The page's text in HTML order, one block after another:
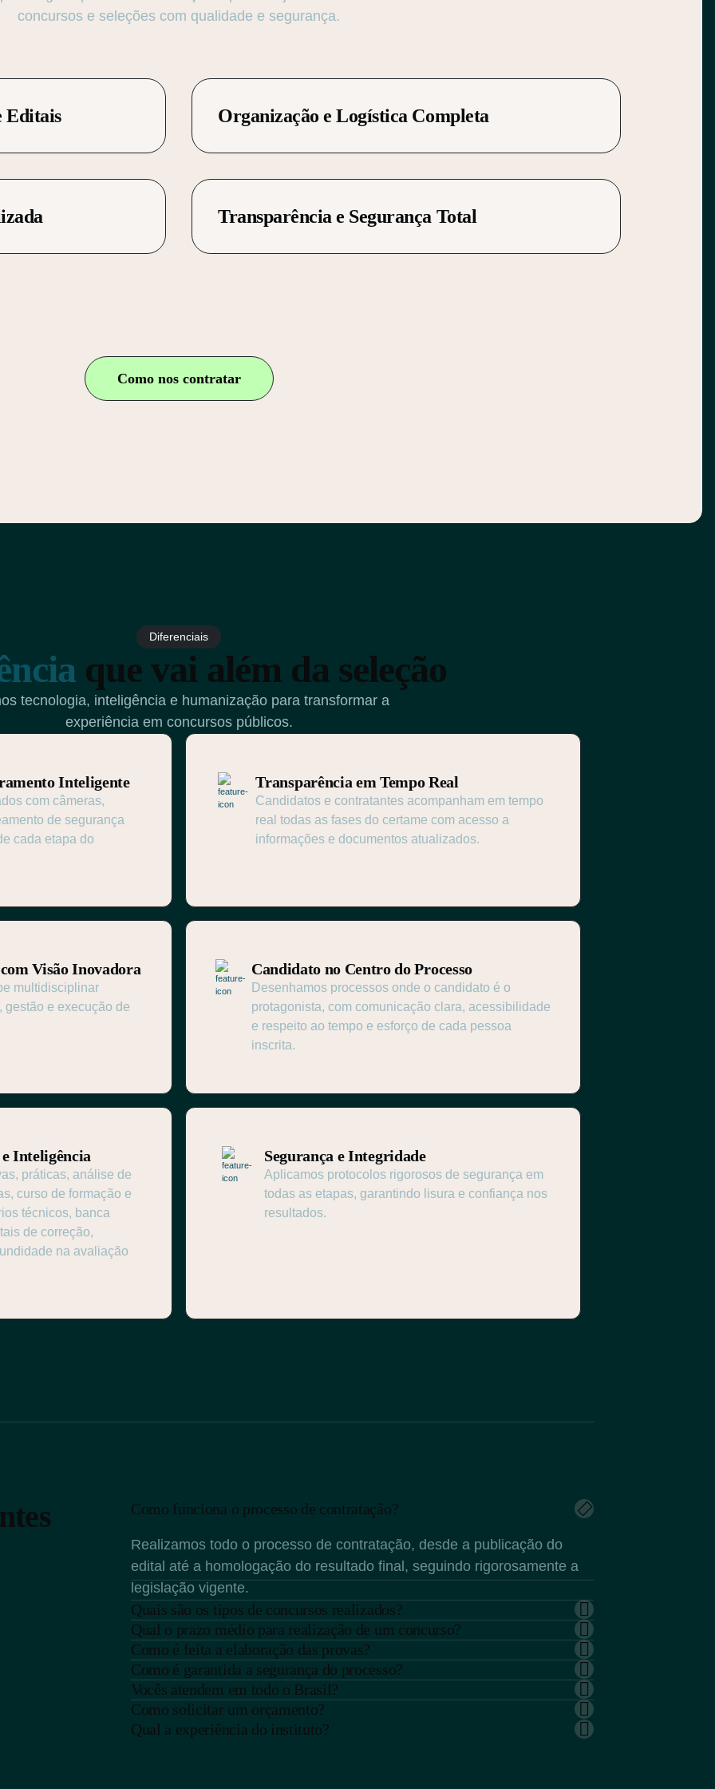
concursos e seleções com qualidade e segurança.
Editais Organização e Logística Completa
Transparência e Segurança Total
Como nos contratar
Diferenciais
que vai além da seleção
tecnologia, inteligência e humanização para transformar a
experiência em concursos públicos.
Inteligente
com câmeras,
de segurança
cada etapa do
Transparência em Tempo Real
Candidatos e contratantes acompanham em tempo
real todas as fases do certame com acesso a
informações e documentos atualizados.
Visão Inovadora
multidisciplinar
gestão e execução de
Candidato no Centro do Processo
Desenhamos processos onde o candidato é o
protagonista, com comunicação clara, acessibilidade
e respeito ao tempo e esforço de cada pessoa
inscrita.
Inteligência
práticas, análise de
curso de formação e
técnicos, banca
de correção,
na avaliação
Segurança e Integridade
Aplicamos protocolos rigorosos de segurança em
todas as etapas, garantindo lisura e confiança nos
resultados.
Como funciona o processo de contratação?
Realizamos todo o processo de contratação, desde a publicação do
edital até a homologação do resultado final, seguindo rigorosamente a
legislação vigente.
Quais são os tipos de concursos realizados?
Qual o prazo médio para realização de um concurso?
Como é feita a elaboração das provas?
Como é garantida a segurança do processo?
Vocês atendem em todo o Brasil?
Como solicitar um orçamento?
Qual a experiência do instituto?